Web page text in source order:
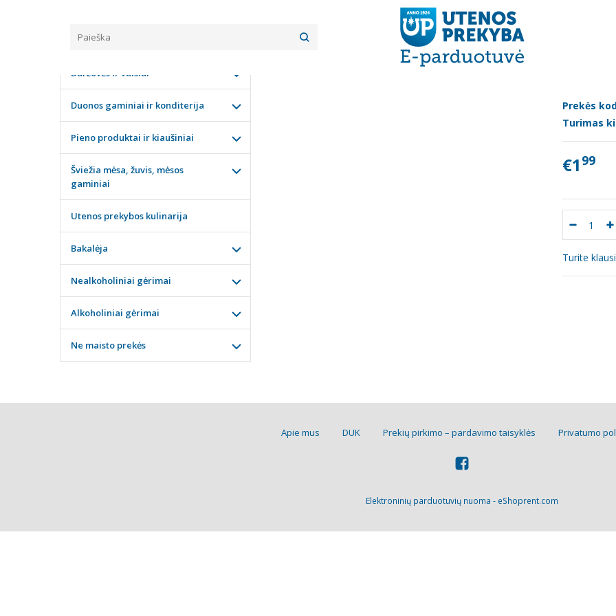
Brokolis 1vnt
Prekės
Turimas
€1 99
Turite
KATEGORIJOS
Daržovės ir vaisiai
Duonos gaminiai ir konditerija
Pieno produktai ir kiaušiniai
Šviežia mėsa, žuvis, mėsos
gaminiai
Utenos prekybos kulinarija
Bakalėja
Nealkoholiniai gėrimai
Alkoholiniai gėrimai
Ne maisto prekės
Apie mus DUK Prekių pirkimo – pardavimo taisyklės Privatumo
Elektroninių parduotuvių nuoma - eShoprent.com